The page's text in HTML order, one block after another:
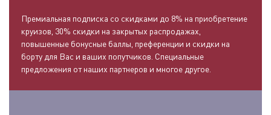
Премиальная подписка со скидками до 8% на приобретение
круизов, 30% скидки на закрытых распродажах,
повышенные бонусные баллы, преференции и скидки на
борту для Вас и ваших попутчиков. Специальные
предложения от наших партнеров и многое другое.